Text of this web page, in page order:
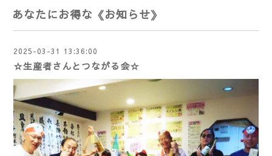
あなたにお得な《お知らせ》
2025-03-31 13:36:00
☆生産者さんとつながる会☆